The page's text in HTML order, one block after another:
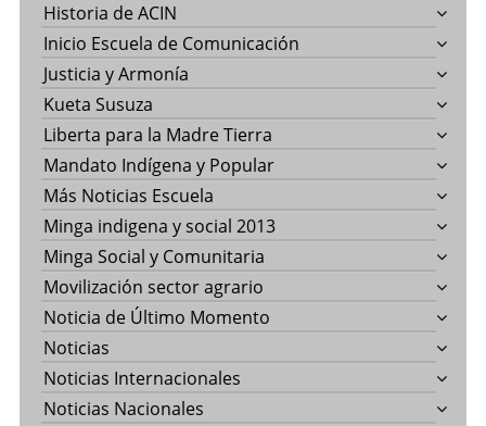
Historia de ACIN
Inicio Escuela de Comunicación
Justicia y Armonía
Kueta Susuza
Liberta para la Madre Tierra
Mandato Indígena y Popular
Más Noticias Escuela
Minga indigena y social 2013
Minga Social y Comunitaria
Movilización sector agrario
Noticia de Último Momento
Noticias
Noticias Internacionales
Noticias Nacionales